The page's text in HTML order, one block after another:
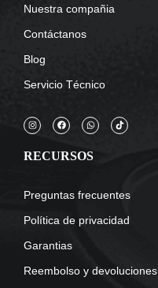
Nuestra compañia
Contáctanos
Blog
Servicio Técnico
RECURSOS
Preguntas frecuentes
Política de privacidad
Garantias
Reembolso y devoluciones